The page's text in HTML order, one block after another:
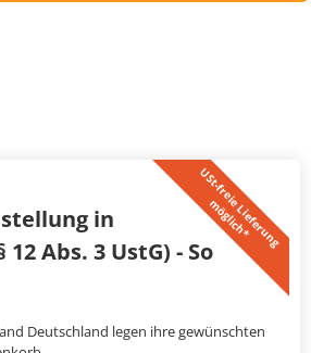
U
S
t
-
f
r
e
i
e
L
i
e
f
e
r
u
n
g
m
ö
g
l
i
c
h
*
in
Abs. 3 UstG) - So
Deutschland legen ihre gewünschten